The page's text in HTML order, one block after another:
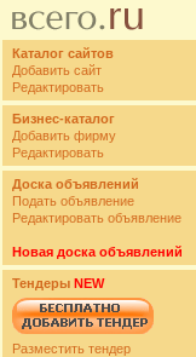
Каталог сайтов
Добавить сайт
Редактировать
Бизнес-каталог
Добавить фирму
Редактировать
Доска объявлений
Подать объявление
Редактировать объявление
Новая доска объявлений
Тендеры NEW
Разместить тендер